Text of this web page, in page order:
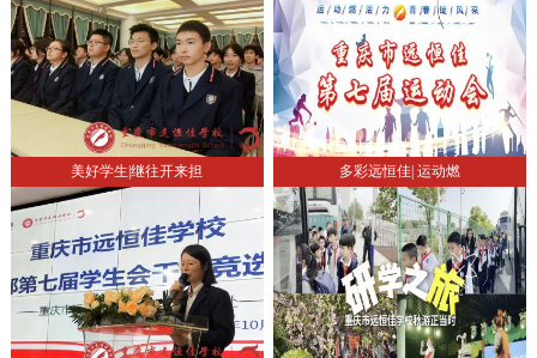
多彩远恒佳| 运动燃
美好学生|继往开来担